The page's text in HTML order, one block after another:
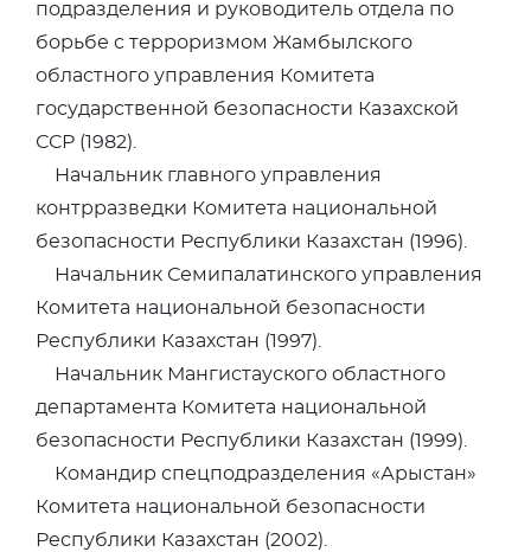
подразделения и руководитель отдела по
борьбе с терроризмом Жамбылского
областного управления Комитета
государственной безопасности Казахской
ССР (1982).
Начальник главного управления
контрразведки Комитета национальной
безопасности Республики Казахстан (1996).
Начальник Семипалатинского управления
Комитета национальной безопасности
Республики Казахстан (1997).
Начальник Мангистауского областного
департамента Комитета национальной
безопасности Республики Казахстан (1999).
Командир спецподразделения «Арыстан»
Комитета национальной безопасности
Республики Казахстан (2002).